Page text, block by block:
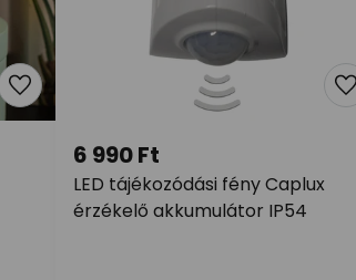
LED tájékozódási fény Caplux
érzékelő akkumulátor IP54
6 990 Ft